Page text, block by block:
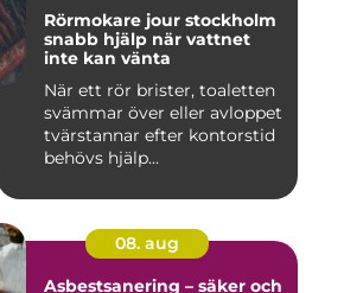
Rörmokare jour stockholm
snabb hjälp när vattnet
inte kan vänta
När ett rör brister, toaletten
svämmar över eller avloppet
tvärstannar efter kontorstid
behövs hjälp...
08. aug
Asbestsanering – säker och